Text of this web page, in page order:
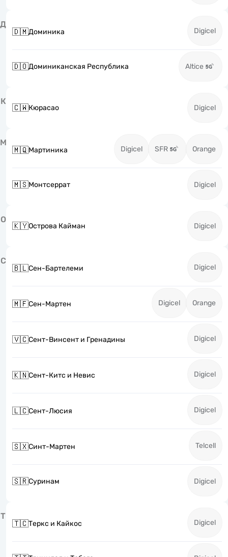
Д
🇩🇲Доминика Digicel
🇩🇴Доминиканская Республика Altice
К
🇨🇼Кюрасао Digicel
М
🇲🇶Мартиника Digicel SFR Orange
🇲🇸Монтсеррат Digicel
О
🇰🇾Острова Кайман Digicel
С
🇧🇱Сен-Бартелеми Digicel
🇲🇫Сен-Мартен Digicel Orange
🇻🇨Сент-Винсент и Гренадины Digicel
🇰🇳Сент-Китс и Невис Digicel
🇱🇨Сент-Люсия Digicel
🇸🇽Синт-Мартен Telcell
🇸🇷Суринам Digicel
Т
🇹🇨Теркс и Кайкос Digicel